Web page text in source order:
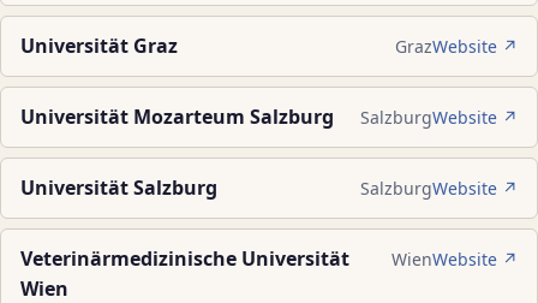
Universität Graz GrazWebsite ↗
Universität Mozarteum Salzburg SalzburgWebsite ↗
Universität Salzburg SalzburgWebsite ↗
Veterinärmedizinische Universität
Wien
WienWebsite ↗